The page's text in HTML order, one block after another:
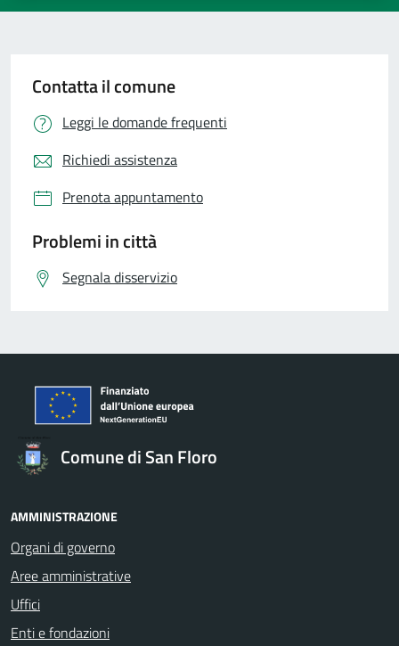
Contatta il comune
Leggi le domande frequenti
Richiedi assistenza
Prenota appuntamento
Problemi in città
Segnala disservizio
Comune di San Floro
AMMINISTRAZIONE
Organi di governo
Aree amministrative
Uffici
Enti e fondazioni